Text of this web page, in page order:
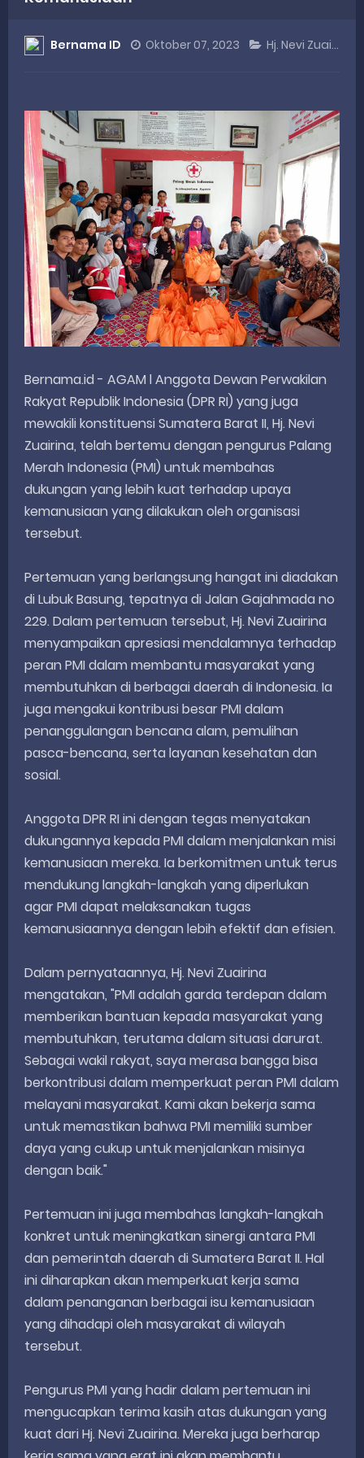
IHSG Bangkit dan Rupiah Menguat, Rahmat Saleh Apresiasi Gerak Cepat Dasco
Rahmat Saleh Nilai Penataan BUMN Perlu, Asalkan Layanan Publik Tetap Terjaga
Monday, 10 August
Bernama ID Oktober 07, 2023 Hj. Nevi Zuairina
Bernama.id - AGAM l Anggota Dewan Perwakilan
Rakyat Republik Indonesia (DPR RI) yang juga
mewakili konstituensi Sumatera Barat II, Hj. Nevi
Zuairina, telah bertemu dengan pengurus Palang
Merah Indonesia (PMI) untuk membahas
dukungan yang lebih kuat terhadap upaya
kemanusiaan yang dilakukan oleh organisasi
tersebut.
Pertemuan yang berlangsung hangat ini diadakan
di Lubuk Basung, tepatnya di Jalan Gajahmada no
229. Dalam pertemuan tersebut, Hj. Nevi Zuairina
menyampaikan apresiasi mendalamnya terhadap
peran PMI dalam membantu masyarakat yang
membutuhkan di berbagai daerah di Indonesia. Ia
juga mengakui kontribusi besar PMI dalam
penanggulangan bencana alam, pemulihan
pasca-bencana, serta layanan kesehatan dan
sosial.
Anggota DPR RI ini dengan tegas menyatakan
dukungannya kepada PMI dalam menjalankan misi
kemanusiaan mereka. Ia berkomitmen untuk terus
mendukung langkah-langkah yang diperlukan
agar PMI dapat melaksanakan tugas
kemanusiaannya dengan lebih efektif dan efisien.
Dalam pernyataannya, Hj. Nevi Zuairina
mengatakan, "PMI adalah garda terdepan dalam
memberikan bantuan kepada masyarakat yang
membutuhkan, terutama dalam situasi darurat.
Sebagai wakil rakyat, saya merasa bangga bisa
berkontribusi dalam memperkuat peran PMI dalam
melayani masyarakat. Kami akan bekerja sama
untuk memastikan bahwa PMI memiliki sumber
daya yang cukup untuk menjalankan misinya
dengan baik."
Pertemuan ini juga membahas langkah-langkah
konkret untuk meningkatkan sinergi antara PMI
dan pemerintah daerah di Sumatera Barat II. Hal
ini diharapkan akan memperkuat kerja sama
dalam penanganan berbagai isu kemanusiaan
yang dihadapi oleh masyarakat di wilayah
tersebut.
Pengurus PMI yang hadir dalam pertemuan ini
mengucapkan terima kasih atas dukungan yang
kuat dari Hj. Nevi Zuairina. Mereka juga berharap